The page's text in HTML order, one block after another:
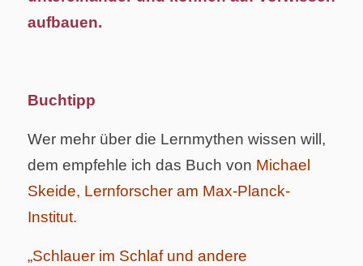
aufbauen.
Buchtipp
Wer mehr über die Lernmythen wissen will,
dem empfehle ich das Buch von Michael
Skeide, Lernforscher am Max-Planck-
Institut.
„Schlauer im Schlaf und andere